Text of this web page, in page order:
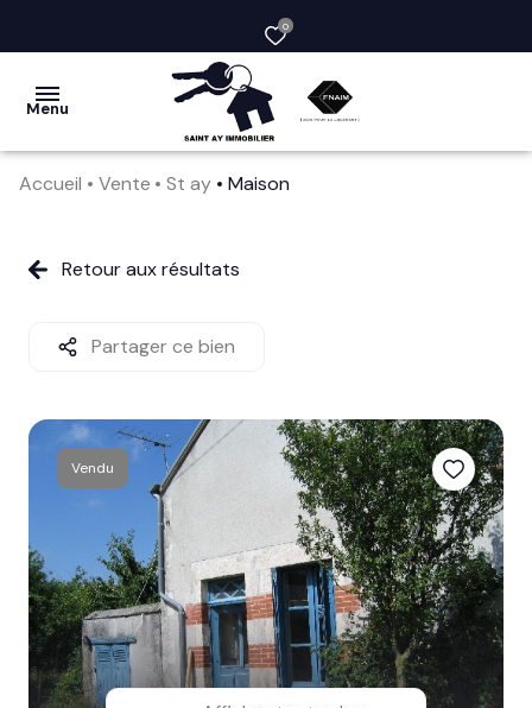
0
Menu
vendre
société
services
contact
Accueil Vente St ay Maison
Retour aux résultats
Partager ce bien
Vendu